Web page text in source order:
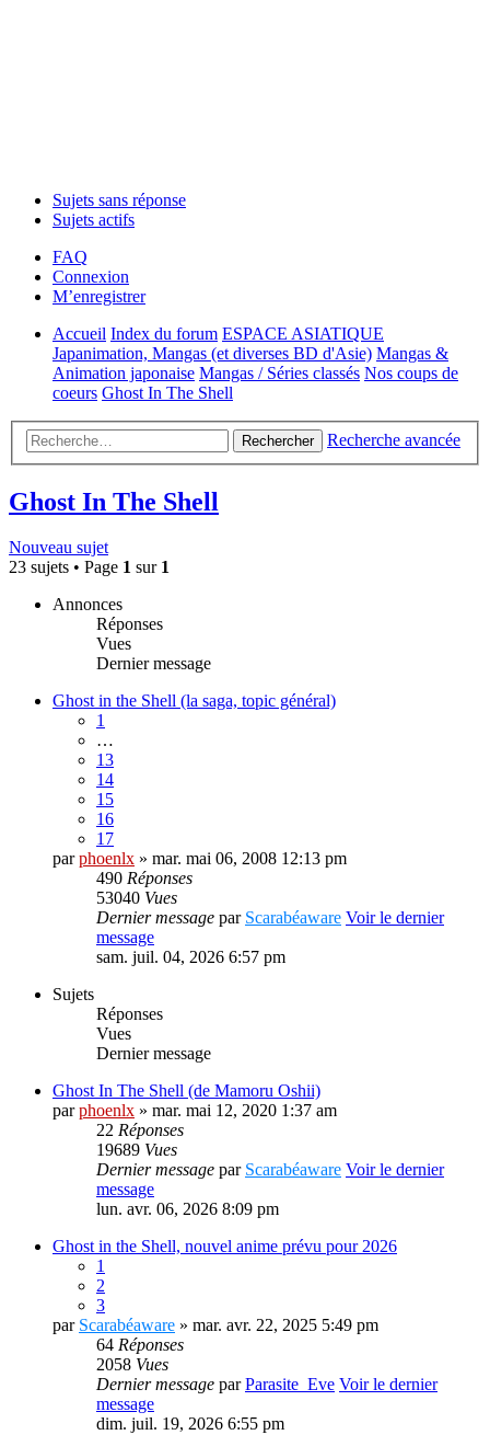
Sujets sans réponse
Sujets actifs
FAQ
Connexion
M’enregistrer
Accueil Index du forum ESPACE ASIATIQUE
Japanimation, Mangas (et diverses BD d'Asie) Mangas &
Animation japonaise Mangas / Séries classés Nos coups de
coeurs Ghost In The Shell
Rechercher Recherche avancée
Ghost In The Shell
Nouveau sujet
23 sujets • Page 1 sur 1
Annonces
Réponses
Vues
Dernier message
Ghost in the Shell (la saga, topic général)
1
…
13
14
15
16
17
parphoenlx » mar. mai 06, 2008 12:13 pm
490 Réponses
53040 Vues
Dernier message par Scarabéaware Voir le dernier
message
sam. juil. 04, 2026 6:57 pm
Sujets
Réponses
Vues
Dernier message
Ghost In The Shell (de Mamoru Oshii)
parphoenlx » mar. mai 12, 2020 1:37 am
22 Réponses
19689 Vues
Dernier message par Scarabéaware Voir le dernier
message
lun. avr. 06, 2026 8:09 pm
Ghost in the Shell, nouvel anime prévu pour 2026
1
2
3
par Scarabéaware » mar. avr. 22, 2025 5:49 pm
64 Réponses
2058 Vues
Dernier message parParasite_Eve Voir le dernier
message
dim. juil. 19, 2026 6:55 pm